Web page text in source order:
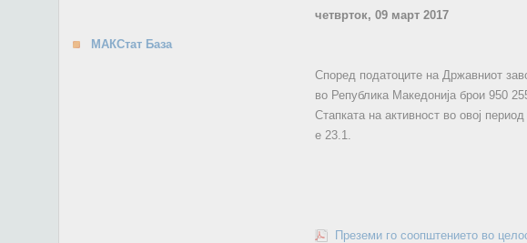
четврток, 09 март 2017
Според податоците на Државниот
во Република Македонија брои 950
Стапката на активност во овој
е 23.1.
Преземи го соопштението во
МАКСтат База